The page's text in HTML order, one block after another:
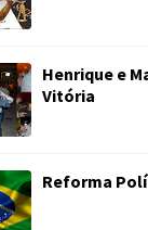
Henrique e
Vitória
Reforma